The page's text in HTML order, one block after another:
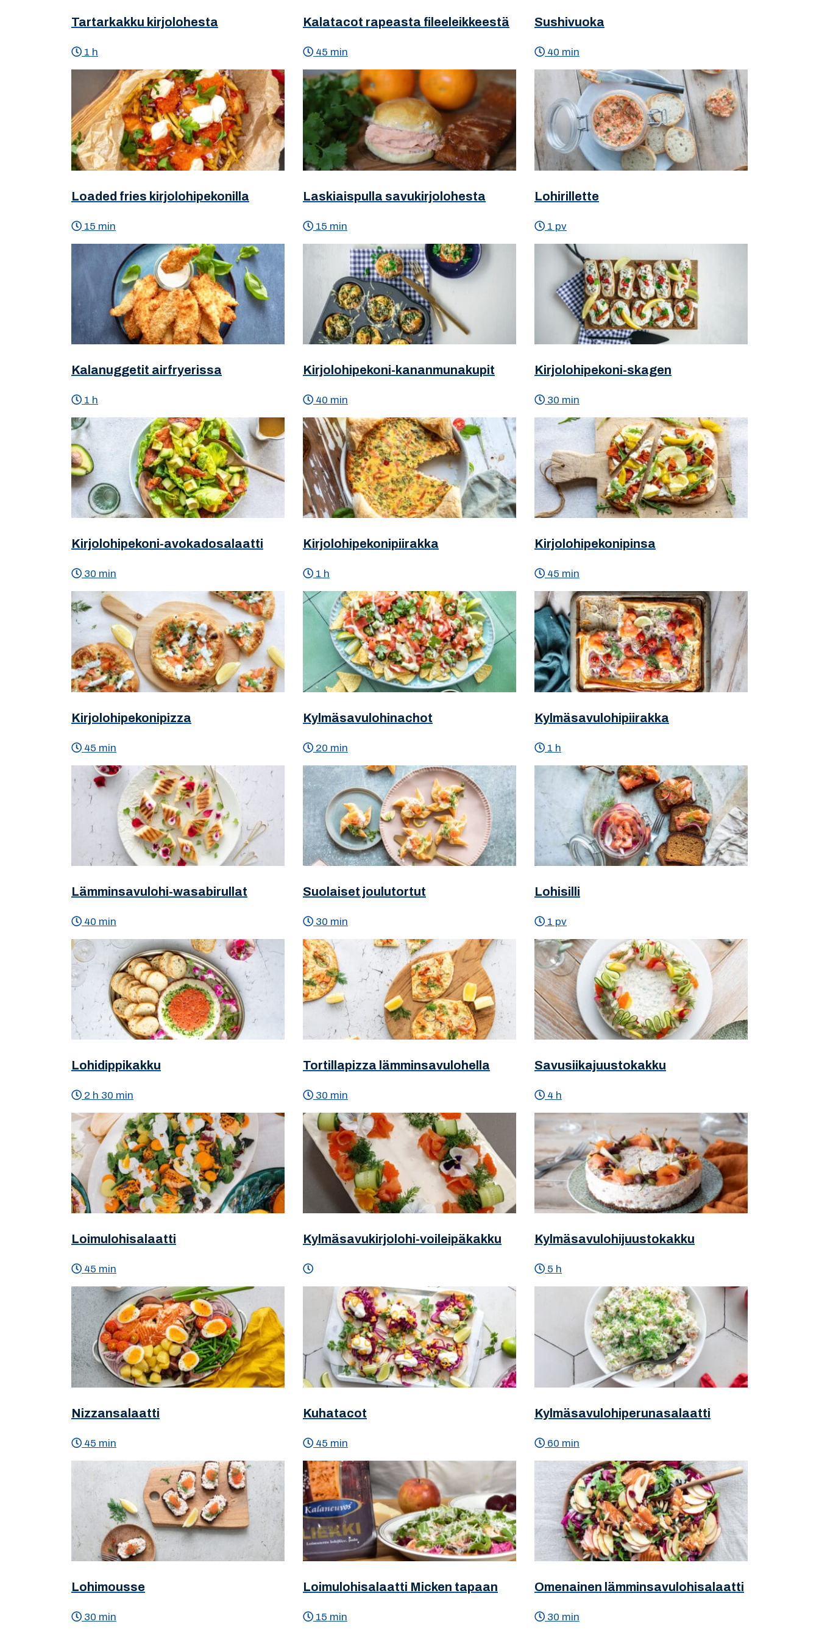
Tartarkakku kirjolohesta
1 h
Kalatacot rapeasta fileeleikkeestä
45 min
Sushivuoka
40 min
Loaded fries kirjolohipekonilla
15 min
Laskiaispulla savukirjolohesta
15 min
Lohirillette
1 pv
Kalanuggetit airfryerissa
1 h
Kirjolohipekoni-kananmunakupit
40 min
Kirjolohipekoni-skagen
30 min
Kirjolohipekoni-avokadosalaatti
30 min
Kirjolohipekonipiirakka
1 h
Kirjolohipekonipinsa
45 min
Kirjolohipekonipizza
45 min
Kylmäsavulohinachot
20 min
Kylmäsavulohipiirakka
1 h
Lämminsavulohi-wasabirullat
40 min
Suolaiset joulutortut
30 min
Lohisilli
1 pv
Lohidippikakku
2 h 30 min
Tortillapizza lämminsavulohella
30 min
Savusiikajuustokakku
4 h
Loimulohisalaatti
45 min
Kylmäsavukirjolohi-voileipäkakku Kylmäsavulohijuustokakku
5 h
Nizzansalaatti
45 min
Kuhatacot
45 min
Kylmäsavulohiperunasalaatti
60 min
Lohimousse
30 min
Loimulohisalaatti Micken tapaan
15 min
Omenainen lämminsavulohisalaatti
30 min